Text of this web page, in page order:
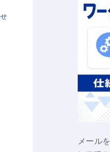
メール